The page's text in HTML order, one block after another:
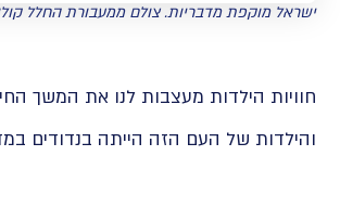
ישראל מוקפת מדבריות. צולם ממעבורת החלל
חוויות הילדות מעצבות לנו את המשך
והילדות של העם הזה הייתה בנדודים